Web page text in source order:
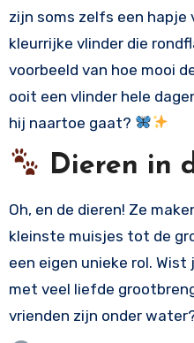
zijn soms zelfs een hapje
kleurrijke vlinder die
voorbeeld van hoe mooi
ooit een vlinder hele
hij naartoe gaat?
Dieren in
Oh, en de dieren! Ze
kleinste muisjes tot de
een eigen unieke rol.
met veel liefde
vrienden zijn onder